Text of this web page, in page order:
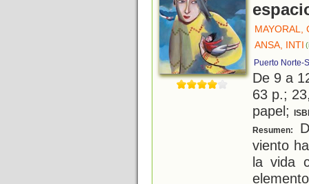
MAYORAL,
ANSA, INTI
Puerto Norte-
De 9 a
63 p.;
papel;
Resumen:
viento
la vida